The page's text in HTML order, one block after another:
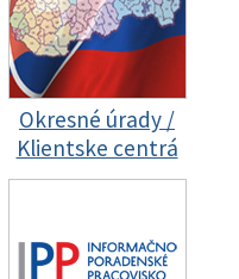
Okresné úrady /
Klientske centrá